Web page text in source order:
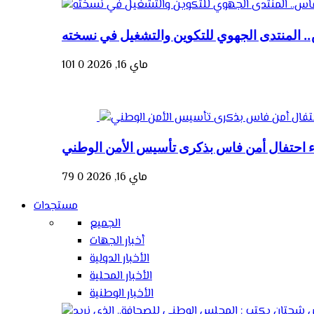
المنتدى الجهوي للتكوين والتشغيل في نسخته
ماي 16, 2026 0
101
احتفال أمن فاس بذكرى تأسيس الأمن الوطني
ماي 16, 2026 0
79
مستجدات
الجميع
أخبار الجهات
الأخبار الدولية
الأخبار المحلية
الأخبار الوطنية